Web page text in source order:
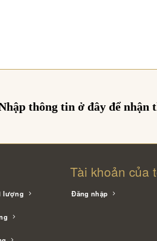
thông tin ở đây để nhận
lượng
Tài khoản của
Đăng nhập